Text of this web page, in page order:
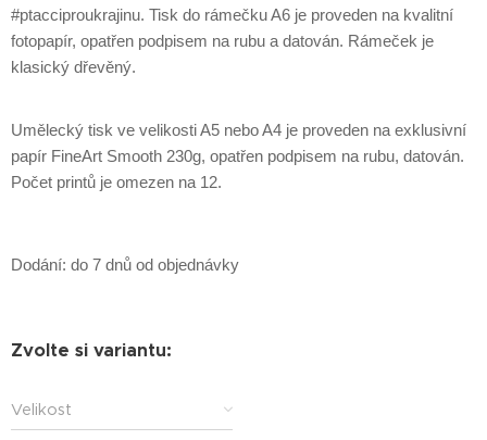
#ptacciproukrajinu. Tisk do rámečku A6 je proveden na kvalitní
fotopapír, opatřen podpisem na rubu a datován. Rámeček je
klasický dřevěný.
Umělecký tisk ve velikosti A5 nebo A4 je proveden na exklusivní
papír FineArt Smooth 230g, opatřen podpisem na rubu, datován.
Počet printů je omezen na 12.
Dodání: do 7 dnů od objednávky
Zvolte si variantu:
Velikost